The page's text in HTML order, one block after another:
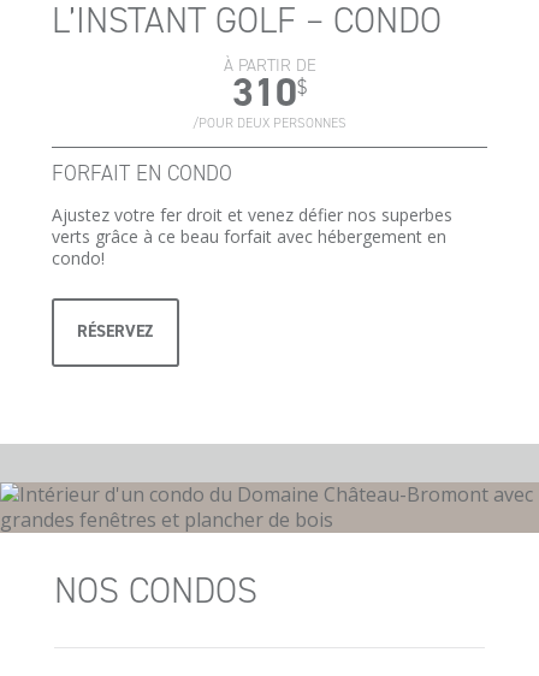
L’INSTANT GOLF – CONDO
À PARTIR DE
310$
/POUR DEUX PERSONNES
FORFAIT EN CONDO
Ajustez votre fer droit et venez défier nos superbes
verts grâce à ce beau forfait avec hébergement en
condo!
RÉSERVEZ
NOS CONDOS